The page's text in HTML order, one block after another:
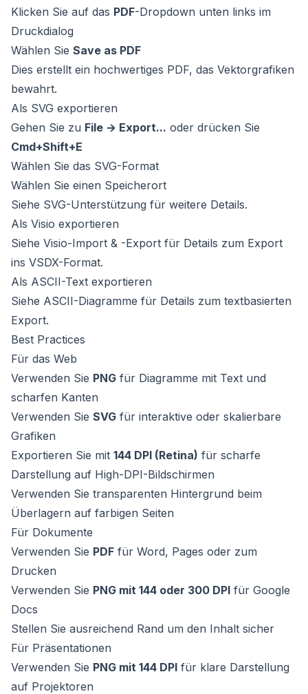
Klicken Sie auf das PDF-Dropdown unten links im
Druckdialog
Wählen Sie Save as PDF
Dies erstellt ein hochwertiges PDF, das Vektorgrafiken
bewahrt.
Als SVG exportieren
Gehen Sie zu File → Export... oder drücken Sie
Cmd+Shift+E
Wählen Sie das SVG-Format
Wählen Sie einen Speicherort
Siehe SVG-Unterstützung für weitere Details.
Als Visio exportieren
Siehe Visio-Import & -Export für Details zum Export
ins VSDX-Format.
Als ASCII-Text exportieren
Siehe ASCII-Diagramme für Details zum textbasierten
Export.
Best Practices
Für das Web
Verwenden Sie PNG für Diagramme mit Text und
scharfen Kanten
Verwenden Sie SVG für interaktive oder skalierbare
Grafiken
Exportieren Sie mit 144 DPI (Retina) für scharfe
Darstellung auf High-DPI-Bildschirmen
Verwenden Sie transparenten Hintergrund beim
Überlagern auf farbigen Seiten
Für Dokumente
Verwenden Sie PDF für Word, Pages oder zum
Drucken
Verwenden Sie PNG mit 144 oder 300 DPI für Google
Docs
Stellen Sie ausreichend Rand um den Inhalt sicher
Für Präsentationen
Verwenden Sie PNG mit 144 DPI für klare Darstellung
auf Projektoren